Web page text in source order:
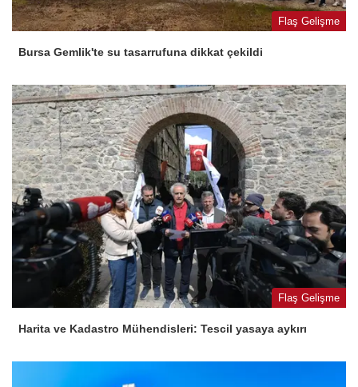
Flaş Gelişme
Bursa Gemlik'te su tasarrufuna dikkat çekildi
Flaş Gelişme
Harita ve Kadastro Mühendisleri: Tescil yasaya aykırı